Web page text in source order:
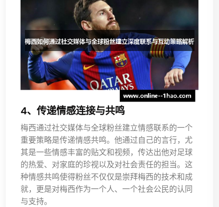
4、传递情感连接与共鸣
梅西通过社交媒体与全球粉丝建立情感联系的一个
重要策略是传递情感共鸣。他通过自己的言行，尤
其是一些情感丰富的贴文和视频，传达出他对足球
的热爱、对家庭的珍视以及对社会责任的担当。这
种情感共鸣使得粉丝不仅仅是崇拜梅西的技术和成
就，更是对梅西作为一个人、一个社会公民的认同
与支持。